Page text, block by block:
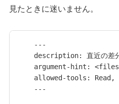
見たときに迷いません。
---
description: 直近の差分
argument-hint:
allowed-tools:
---